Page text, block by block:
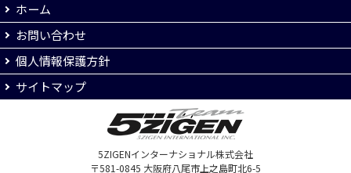
ホーム
お問い合わせ
個人情報保護方針
サイトマップ
5ZIGENインターナショナル株式会社
〒581-0845 大阪府八尾市上之島町北6-5